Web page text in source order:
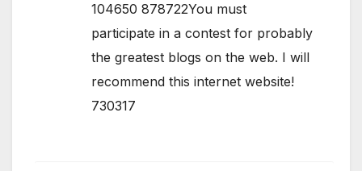
104650 878722You must
participate in a contest for probably
the greatest blogs on the web. I will
recommend this internet website!
730317